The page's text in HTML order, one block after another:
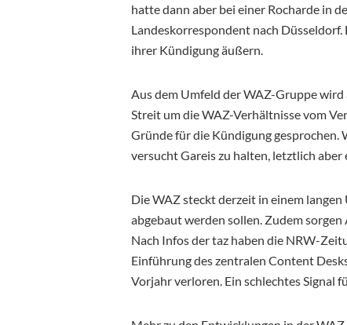
hatte dann aber bei einer Rocharde in
Landeskorrespondent nach
ihrer Kündigung äußern.
Aus dem Umfeld der WAZ-Gruppe
Streit um die WAZ-Verhältnisse vom
Gründe für die Kündigung gesprochen.
versucht Gareis zu halten, letztlich aber
Die WAZ steckt derzeit in einem
abgebaut werden sollen. Zudem
Nach Infos der taz haben die NRW-
Einführung des zentralen Content
Vorjahr verloren. Ein schlechtes Signal